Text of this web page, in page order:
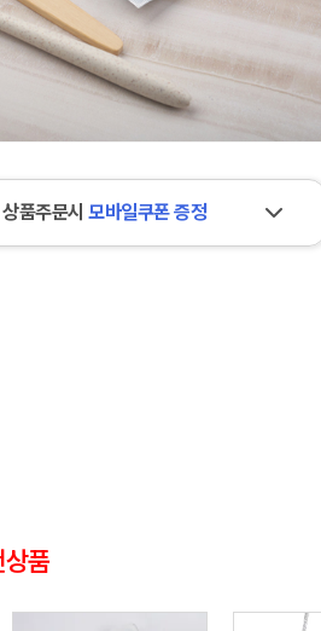
품주문시 모바일쿠폰 증정
품